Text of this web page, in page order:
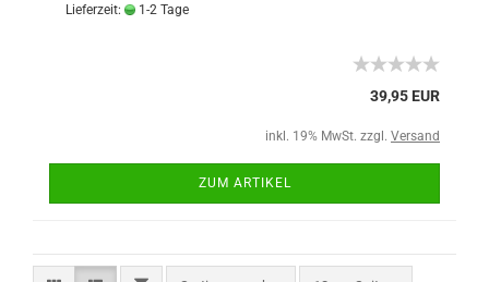
Lieferzeit: 1-2 Tage
39,95 EUR
inkl. 19% MwSt. zzgl. Versand
ZUM ARTIKEL